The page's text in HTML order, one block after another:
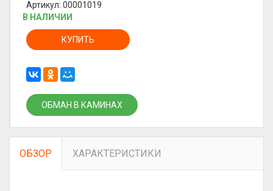
Артикул: 00001019
В НАЛИЧИИ
КУПИТЬ
ОБМАН В КАМИНАХ
ОБЗОР ХАРАКТЕРИСТИКИ